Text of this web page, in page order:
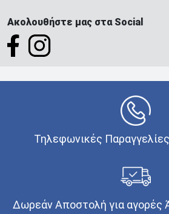
Ακολουθήστε μας στα Social
Τηλεφωνικές
Δωρεάν Αποστολή για αγορές